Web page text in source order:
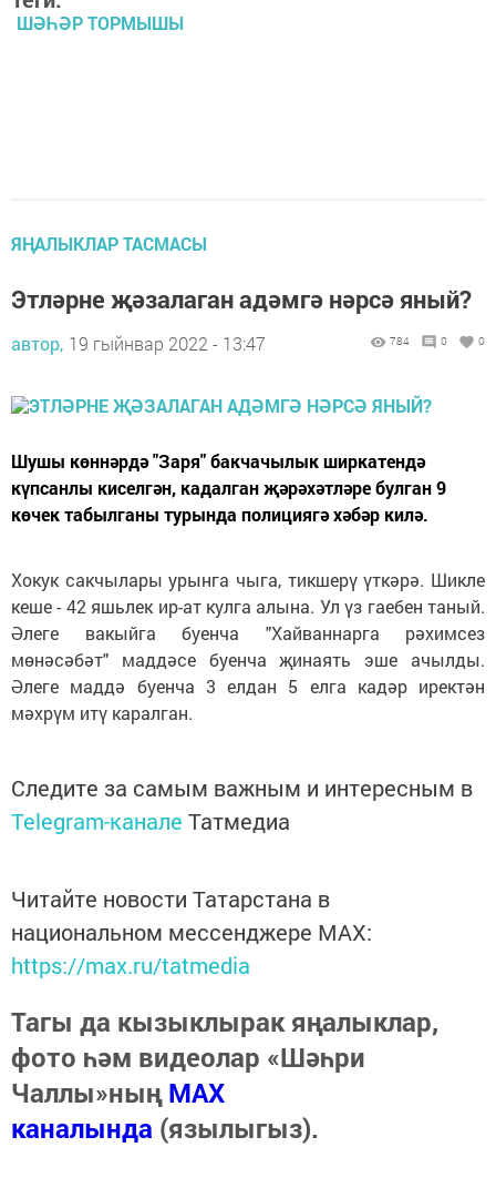
ШӘҺӘР ТОРМЫШЫ
ЯҢАЛЫКЛАР ТАСМАСЫ
Этләрне җәзалаган адәмгә нәрсә яный?
автор, 19 гыйнвар 2022 - 13:47 784 0 0
Шушы көннәрдә "Заря" бакчачылык ширкатендә
күпсанлы киселгән, кадалган җәрәхәтләре булган 9
көчек табылганы турында полициягә хәбәр килә.
Хокук сакчылары урынга чыга, тикшерү үткәрә. Шикле
кеше - 42 яшьлек ир-ат кулга алына. Ул үз гаебен таный.
Әлеге вакыйга буенча "Хайваннарга рәхимсез
мөнәсәбәт" маддәсе буенча җинаять эше ачылды.
Әлеге маддә буенча 3 елдан 5 елга кадәр иректән
мәхрүм итү каралган.
Следите за самым важным и интересным в
Telegram-канале Татмедиа
Читайте новости Татарстана в
национальном мессенджере MАХ:
https://max.ru/tatmedia
Тагы да кызыклырак яңалыклар,
фото һәм видеолар «Шәһри
Чаллы»ныңMAX
каналында (язылыгыз).